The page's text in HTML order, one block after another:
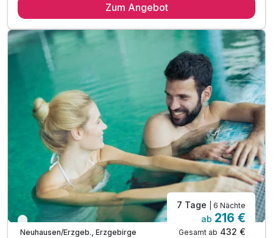
1 x Eintrittskarte Nussknackermuseum
inkl. Parkplatz
inkl. W-LAN
Zum Angebot
Viele Termine frei
Neuhausen/Erzgeb., Erzgebirge
7 Tage | 6 Nächte
ab 216 €
Gesamt ab 432 €